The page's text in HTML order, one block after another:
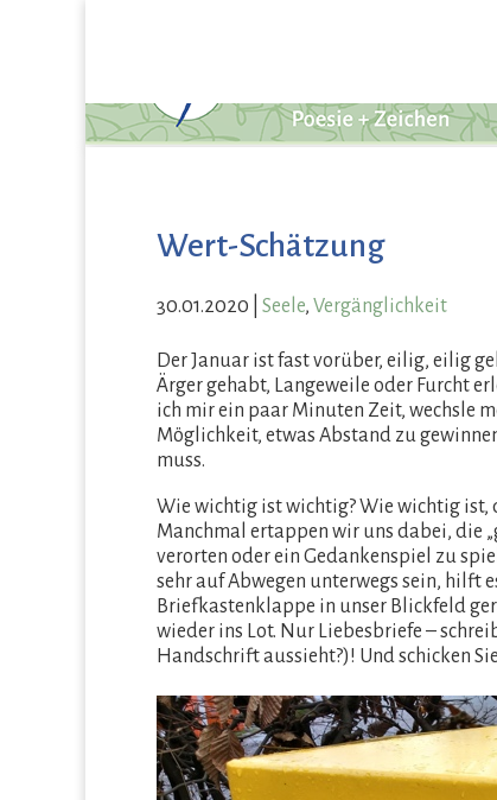
Wert-Schätzung
30.01.2020 Seele, Vergänglichkeit
Der Januar ist fast vorüber, eilig, eilig
Ärger gehabt, Langeweile oder Furcht
ich mir ein paar Minuten Zeit, wechsle
Möglichkeit, etwas Abstand zu
muss.
Wie wichtig ist wichtig? Wie wichtig ist,
Manchmal ertappen wir uns dabei, die
verorten oder ein Gedankenspiel zu
sehr auf Abwegen unterwegs sein, hilft
Briefkastenklappe in unser Blickfeld
wieder ins Lot. Nur Liebesbriefe –
Handschrift aussieht?)! Und schicken